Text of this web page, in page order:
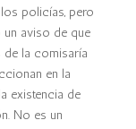
policías, pero
un aviso de que
la comisaría
en la
existencia de
No es un